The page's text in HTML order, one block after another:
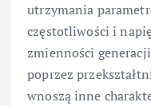
utrzymania
częstotliwości i
zmienności
poprzez
wnoszą inne